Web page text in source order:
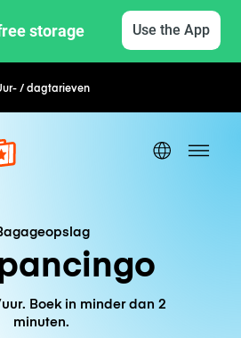
storage Use the App
dagtarieven Flexibel boeken
Boek in minder dan 2
minuten.